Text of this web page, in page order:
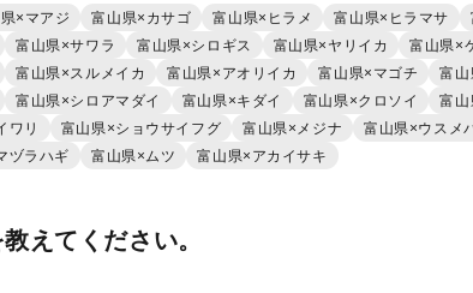
×マアジ 富山県×カサゴ 富山県×ヒラメ 富山県×ヒラマサ
富山県×サワラ 富山県×シロギス 富山県×ヤリイカ 富山県×
富山県×スルメイカ 富山県×アオリイカ 富山県×マゴチ 富山
富山県×シロアマダイ 富山県×キダイ 富山県×クロソイ 富山
ワリ 富山県×ショウサイフグ 富山県×メジナ 富山県×ウスメ
ヅラハギ 富山県×ムツ 富山県×アカイサキ
えてください。